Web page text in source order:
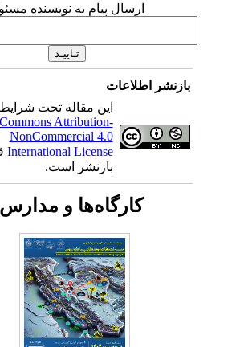
ارسال پیام به نویسنده مسئول
بازنشر اطلاعات
این مقاله تحت شرایط
Commons Attribution-
NonCommercial 4.0
International License
بازنشر است.
کارگاه‌ها و مدارس